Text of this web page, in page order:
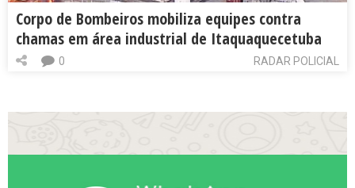
Corpo de Bombeiros mobiliza equipes contra
chamas em área industrial de Itaquaquecetuba
RADAR POLICIAL
0